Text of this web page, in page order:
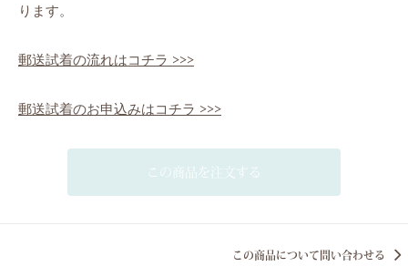
ります。
郵送試着の流れはコチラ >>>
郵送試着のお申込みはコチラ >>>
この商品を注文する
この商品について問い合わせる